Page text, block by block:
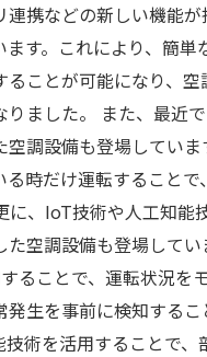
連携などの新しい機能が
ます。これにより、簡単
ることが可能になり、空
ました。 また、最近
空調設備も登場していま
る時だけ運転することで
に、IoT技術や人工知能
た空調設備も登場してい
ることで、運転状況を
発生を事前に検知するこ
術を活用することで、